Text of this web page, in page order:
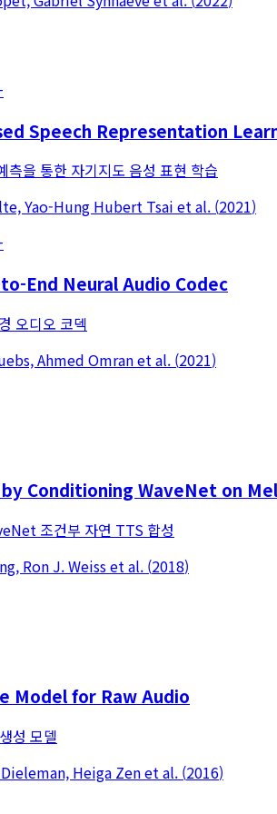
Speech Representation
을 통한 자기지도 음성 표현 학습
Yao-Hung Hubert Tsai et al. (2021)
End Neural Audio Codec
오디오 코덱
Ahmed Omranet al. (2021)
Conditioning WaveNet on
조건부 자연 TTS 합성
Ron J. Weisset al. (2018)
Model for Raw Audio
성 모델
Heiga Zenet al. (2016)